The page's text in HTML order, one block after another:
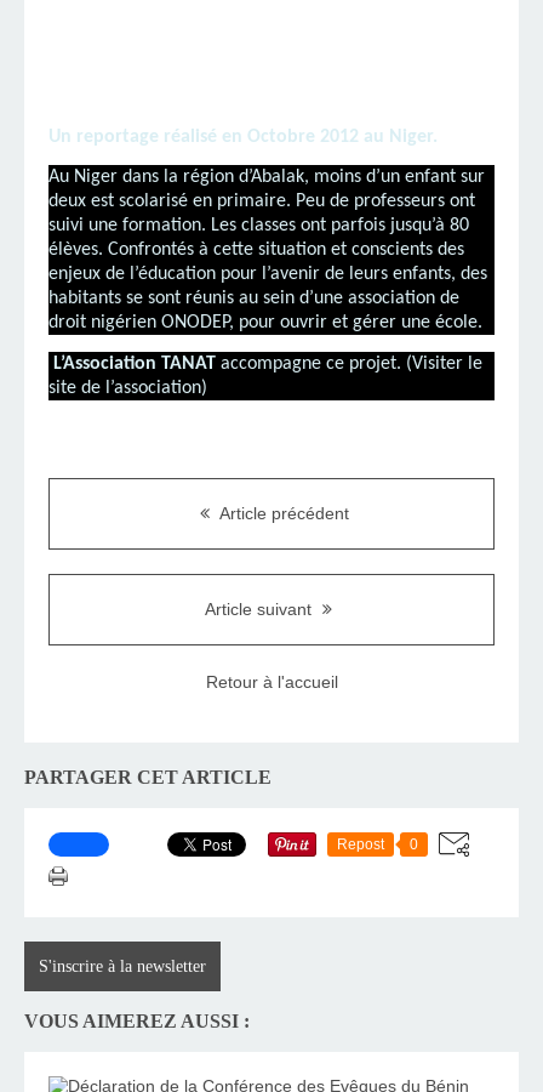
Un reportage réalisé en Octobre 2012 au Niger.
Au Niger dans la région d’Abalak, moins d’un enfant sur
deux est scolarisé en primaire. Peu de professeurs ont
suivi une formation. Les classes ont parfois jusqu’à 80
élèves. Confrontés à cette situation et conscients des
enjeux de l’éducation pour l’avenir de leurs enfants, des
habitants se sont réunis au sein d’une association de
droit nigérien ONODEP, pour ouvrir et gérer une école.
L’Association TANAT accompagne ce projet. (Visiter le
site de l’association)
Article précédent
Article suivant
Retour à l'accueil
PARTAGER CET ARTICLE
Repost 0
S'inscrire à la newsletter
VOUS AIMEREZ AUSSI :